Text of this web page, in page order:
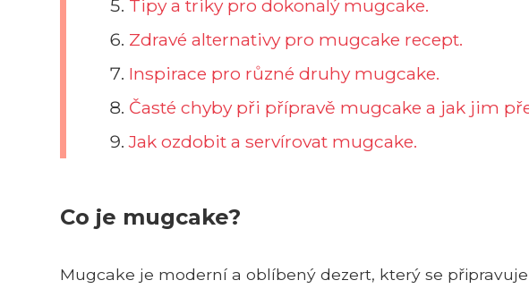
Tipy a triky pro dokonalý mugcake.
Zdravé alternativy pro mugcake recept.
Inspirace pro různé druhy mugcake.
Časté chyby při přípravě mugcake a jak jim
Jak ozdobit a servírovat mugcake.
Co je mugcake?
Mugcake je moderní a oblíbený dezert, který se